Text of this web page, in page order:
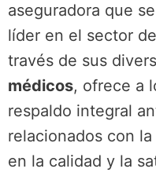
aseguradora que
líder en el sector
través de sus
médicos, ofrece a
respaldo integral
relacionados con
en la calidad y la